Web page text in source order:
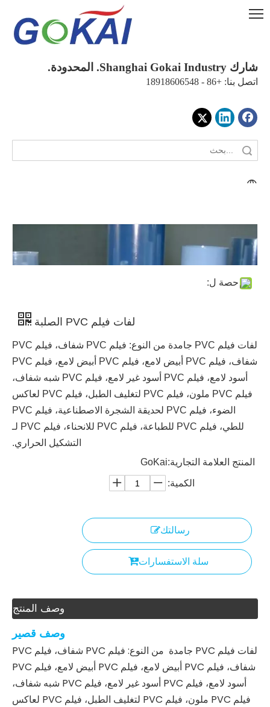
شارك Shanghai Gokai Industry. المحدودة.
اتصل بنا: +86 - 18918606548
حصة ل:
لفات فيلم PVC الصلبة
لفات فيلم PVC جامدة من النوع: فيلم PVC شفاف، فيلم PVC
شفاف، فيلم PVC أبيض لامع، فيلم PVC أبيض لامع، فيلم PVC
أسود لامع، فيلم PVC أسود غير لامع، فيلم PVC شبه شفاف،
فيلم PVC ملون، فيلم PVC لتغليف الطبل، فيلم PVC لعاكس
الضوء، فيلم PVC لحديقة الشجرة الاصطناعية، فيلم PVC
للطي، فيلم PVC للطباعة، فيلم PVC للانحناء، فيلم PVC لـ
التشكيل الحراري.
المنتج العلامة التجارية:GoKai
الكمية:
رسالتك
سلة الاستفسارات
وصف المنتج
وصف قصير
لفات فيلم PVC جامدة من النوع: فيلم PVC شفاف، فيلم PVC
شفاف، فيلم PVC أبيض لامع، فيلم PVC أبيض لامع، فيلم PVC
أسود لامع، فيلم PVC أسود غير لامع، فيلم PVC شبه شفاف،
فيلم PVC ملون، فيلم PVC لتغليف الطبل، فيلم PVC لعاكس